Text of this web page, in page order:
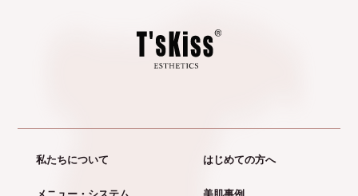
私たちについて はじめての方へ